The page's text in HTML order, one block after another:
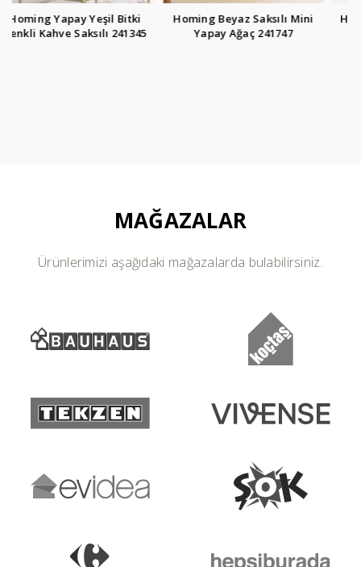
Homing Beyaz Saksılı Mini
Yapay Ağaç 241747
Homing Yapay Sarkıt Çiçek
Okaliptus 241411
MAĞAZALAR
Ürünlerimizi aşağıdaki mağazalarda bulabilirsiniz.